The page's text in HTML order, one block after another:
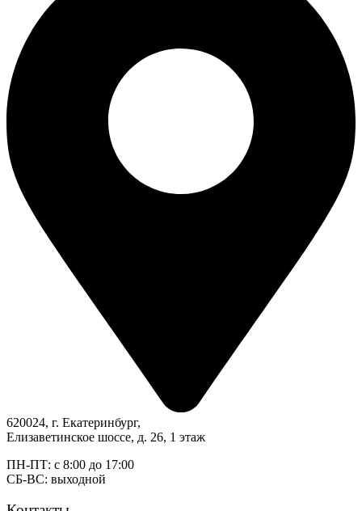
620024, г. Екатеринбург,
Елизаветинское шоссе, д. 26, 1 этаж
ПН-ПТ: с 8:00 до 17:00
СБ-ВС: выходной